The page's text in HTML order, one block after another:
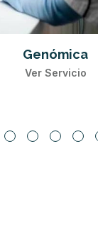
Bioinformática
Ver Servicio